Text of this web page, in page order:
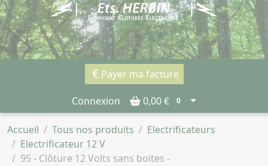
Payer ma facture
Connexion 0,00 € 0
Accueil Tous nos produits
Electrificateurs
Electrificateur 12 V
95 - Clôture 12 Volts sans boites -